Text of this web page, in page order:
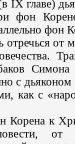
IX главе)
фон
фон
отречься
с
как с
Корена к
от